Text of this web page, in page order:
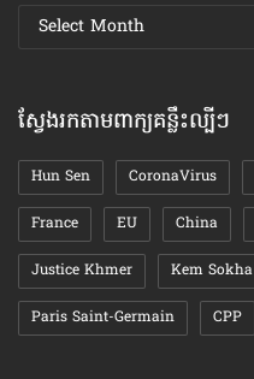
ស្វែងរក
ឯកសារ
ស្វែងរកតាមពាក្យគន្លឹះល្បីៗ
Hun Sen CoronaVirus
France EU China
Justice Khmer Kem Sokha
Paris Saint-Germain CPP